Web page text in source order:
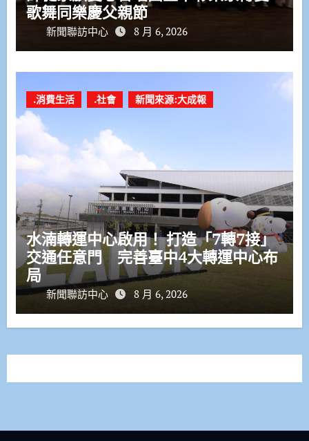
歌舞同樂慶父親節
新聞聯訪中心 8 月 6, 2026
.消費生活 .社會 新聞來源:大成報
水湳轉運中心啟用！ 打造「7轉7接」
交通任意門 完善臺中4大轉運中心布
局
新聞聯訪中心 8 月 6, 2026